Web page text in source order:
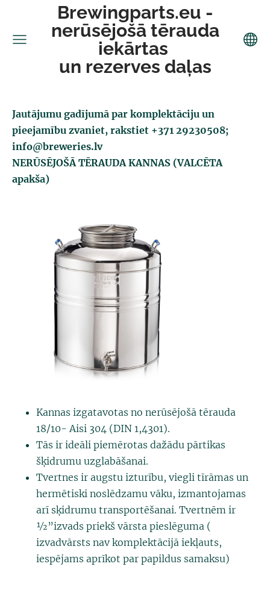
Brewingparts.eu -
nerūsējošā tērauda
iekārtas
un rezerves daļas
Jautājumu gadījumā par komplektāciju un
pieejamību zvaniet, rakstiet +371 29230508;
info@breweries.lv
NERŪSĒJOŠĀ TĒRAUDA KANNAS (VALCĒTA
apakša)
Kannas izgatavotas no nerūsējošā tērauda
18/10- Aisi 304 (DIN 1,4301).
Tās ir ideāli piemērotas dažādu pārtikas
šķidrumu uzglabāšanai.
Tvertnes ir augstu izturību, viegli tīrāmas un
hermētiski noslēdzamu vāku, izmantojamas
arī sķidrumu transportēšanai. Tvertnēm ir
½”izvads priekš vārsta pieslēguma (
izvadvārsts nav komplektācijā iekļauts,
iespējams aprīkot par papildus samaksu)